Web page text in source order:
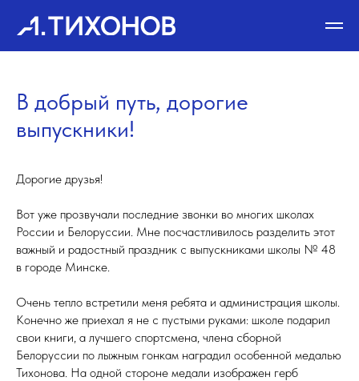
В добрый путь, дорогие
выпускники!
Дорогие друзья!
Вот уже прозвучали последние звонки во многих школах
России и Белоруссии. Мне посчастливилось разделить этот
важный и радостный праздник с выпускниками школы № 48
в городе Минске.
Очень тепло встретили меня ребята и администрация школы.
Конечно же приехал я не с пустыми руками: школе подарил
свои книги, а лучшего спортсмена, члена сборной
Белоруссии по лыжным гонкам наградил особенной медалью
Тихонова. На одной стороне медали изображен герб